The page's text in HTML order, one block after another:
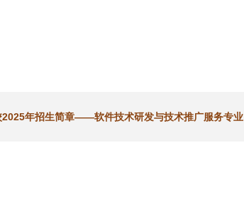
2025年招生简章——软件技术研发与技术推广服务专业